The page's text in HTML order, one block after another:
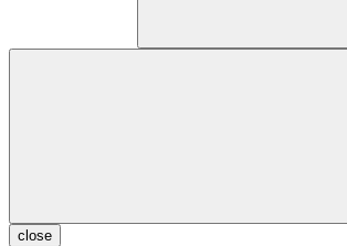
close